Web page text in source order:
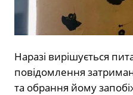
Наразі вирішується
повідомлення
та обрання йому